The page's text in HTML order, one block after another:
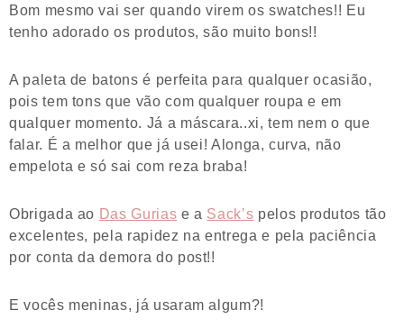
Bom mesmo vai ser quando virem os swatches!! Eu
tenho adorado os produtos, são muito bons!!
A paleta de batons é perfeita para qualquer ocasião,
pois tem tons que vão com qualquer roupa e em
qualquer momento. Já a máscara..xi, tem nem o que
falar. É a melhor que já usei! Alonga, curva, não
empelota e só sai com reza braba!
Obrigada ao Das Gurias e a Sack’s pelos produtos tão
excelentes, pela rapidez na entrega e pela paciência
por conta da demora do post!!
E vocês meninas, já usaram algum?!